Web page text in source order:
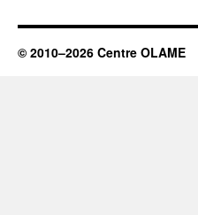
© 2010–2026 Centre OLAME